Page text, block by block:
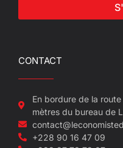
CONTACT
En bordure de la
mètres du bureau de
+228 90 16 47 09